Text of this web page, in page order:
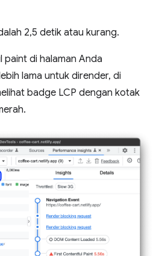
2,5 detik atau kurang.
di halaman Anda
lama untuk dirender, di
badge LCP dengan kotak